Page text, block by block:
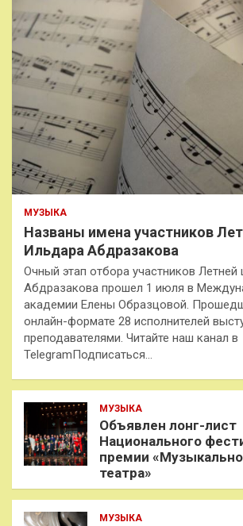
МУЗЫКА
Названы имена участников
Ильдара Абдразакова
Очный этап отбора участников
Абдразакова прошел 1 июля в
академии Елены Образцовой.
онлайн-формате 28 исполнителей
преподавателями. Читайте наш канал в
TelegramПодписаться…
МУЗЫКА
Объявлен лонг-лист
Национального
премии
театра»
МУЗЫКА